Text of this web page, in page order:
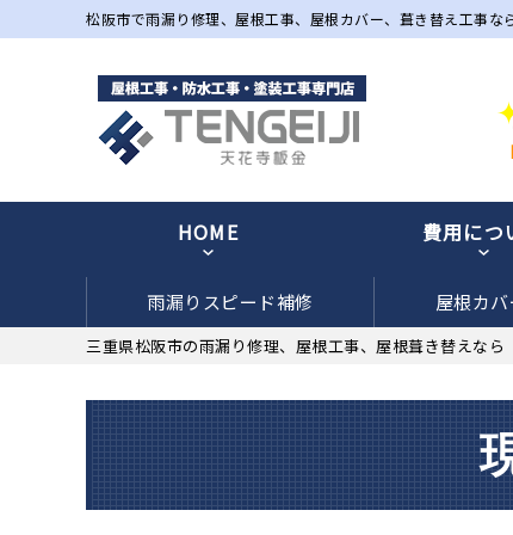
松阪市で雨漏り修理、屋根工事、屋根カバー、葺き替え工事
HOME 費用につ
雨漏りスピード補修 屋根カ
三重県松阪市の雨漏り修理、屋根工事、屋根葺き替えなら